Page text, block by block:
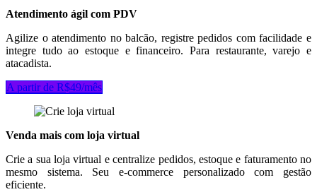
Atendimento ágil com PDV
Agilize o atendimento no balcão, registre pedidos com facilidade e
integre tudo ao estoque e financeiro. Para restaurante, varejo e
atacadista.
A partir d​​​​e R$49/mês
Venda mais com loja virtual
Crie a sua loja virtual e centralize pedidos, estoque e faturamento no
mesmo sistema. Seu e-commerce personalizado com gestão
eficiente.